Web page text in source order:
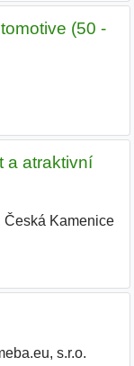
(50 -
a atraktivní
Česká Kamenice
s.r.o.